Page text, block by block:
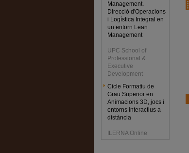
Management.
Direcció d'Operacions
i Logística Integral en
un entorn Lean
Management
UPC School of
Professional &
Executive
Development
Cicle Formatiu de
Grau Superior en
Animacions 3D, jocs i
entorns interactius a
distància
ILERNA Online